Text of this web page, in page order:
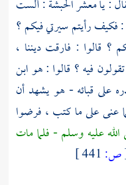
: يا معشرالحبشة: ألست
فكيف رأيتم سيرتي فيكم ؟
؟ قالوا : فارقت ديننا ،
فيه ؟ قالوا : هو ابن
على قبائه - هو يشهد أن
عنى على ما كتب ، فرضوا
عليه وسلم - فلما مات
ص: